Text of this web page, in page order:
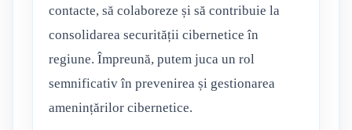
contacte, să colaboreze și să contribuie la
consolidarea securității cibernetice în
regiune. Împreună, putem juca un rol
semnificativ în prevenirea și gestionarea
amenințărilor cibernetice.